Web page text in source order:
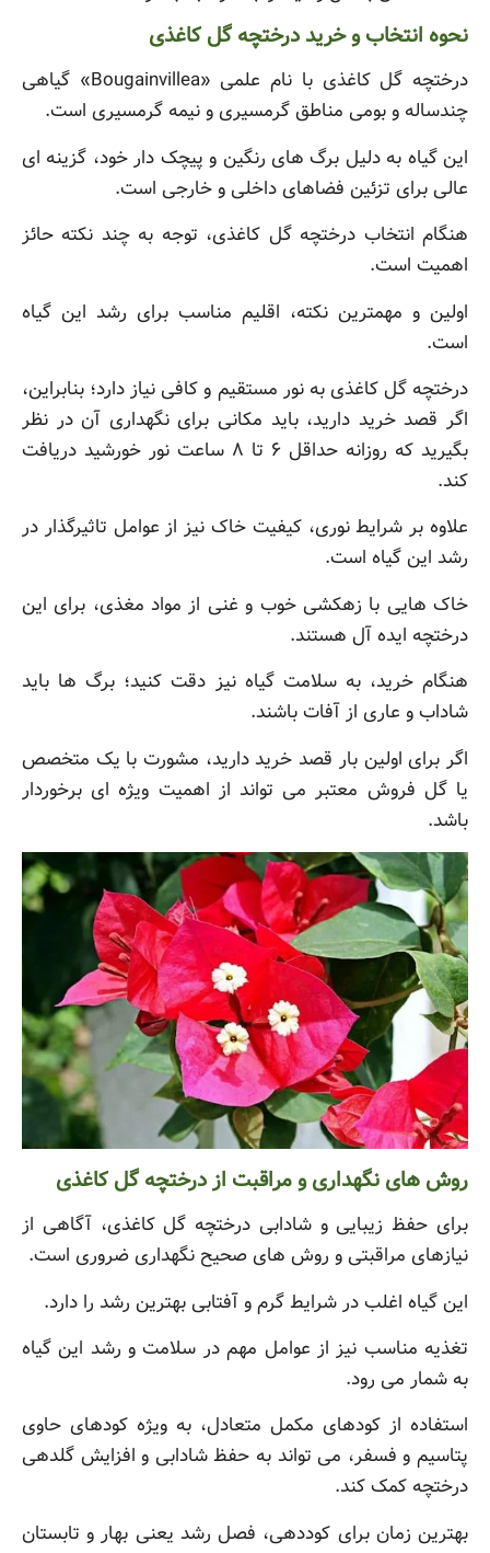
نحوه انتخاب و خرید درختچه گل کاغذی
درختچه گل کاغذی با نام علمی «Bougainvillea» گیاهی
چندساله و بومی مناطق گرمسیری و نیمه گرمسیری است.
این گیاه به دلیل برگ های رنگین و پیچک دار خود، گزینه ای
عالی برای تزئین فضاهای داخلی و خارجی است.
هنگام انتخاب درختچه گل کاغذی، توجه به چند نکته حائز
اهمیت است.
اولین و مهمترین نکته، اقلیم مناسب برای رشد این گیاه
است.
درختچه گل کاغذی به نور مستقیم و کافی نیاز دارد؛ بنابراین،
اگر قصد خرید دارید، باید مکانی برای نگهداری آن در نظر
بگیرید که روزانه حداقل ۶ تا ۸ ساعت نور خورشید دریافت
کند.
علاوه بر شرایط نوری، کیفیت خاک نیز از عوامل تاثیرگذار در
رشد این گیاه است.
خاک هایی با زهکشی خوب و غنی از مواد مغذی، برای این
درختچه ایده آل هستند.
هنگام خرید، به سلامت گیاه نیز دقت کنید؛ برگ ها باید
شاداب و عاری از آفات باشند.
اگر برای اولین بار قصد خرید دارید، مشورت با یک متخصص
یا گل فروش معتبر می تواند از اهمیت ویژه ای برخوردار
باشد.
روش های نگهداری و مراقبت از درختچه گل کاغذی
برای حفظ زیبایی و شادابی درختچه گل کاغذی، آگاهی از
نیازهای مراقبتی و روش های صحیح نگهداری ضروری است.
این گیاه اغلب در شرایط گرم و آفتابی بهترین رشد را دارد.
تغذیه مناسب نیز از عوامل مهم در سلامت و رشد این گیاه
به شمار می رود.
استفاده از کودهای مکمل متعادل، به ویژه کودهای حاوی
پتاسیم و فسفر، می تواند به حفظ شادابی و افزایش گلدهی
درختچه کمک کند.
بهترین زمان برای کوددهی، فصل رشد یعنی بهار و تابستان